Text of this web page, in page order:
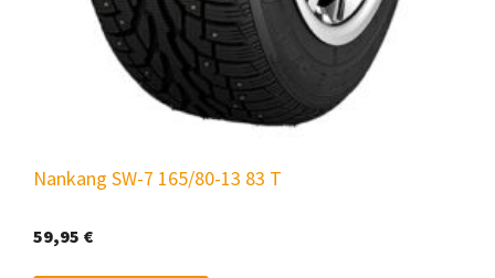
Nankang SW-7 165/80-13 83 T
59,95 €